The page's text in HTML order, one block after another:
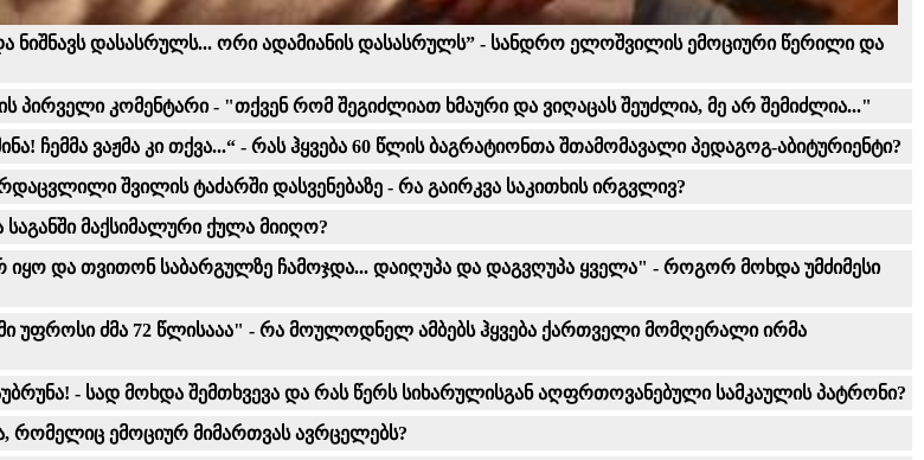
ნიშნავს დასასრულს... ორი ადამიანის დასასრულს” - სანდრო ელოშვილის ემოციური წერილი და
პირველი კომენტარი - "თქვენ რომ შეგიძლიათ ხმაური და ვიღაცას შეუძლია, მე არ შემიძლია..."
ჩემ­მა ვაჟ­მა კი თქვა...“ - რას ჰყვება 60 წლის ბაგრატიონთა შთამომავალი პედაგოგ-აბიტურიენტი?
შვილის ტაძარში დასვენებაზე - რა გაირკვა საკითხის ირგვლივ?
მაქსიმალური ქულა მიიღო?
იყო და თვი­თონ სა­ბარ­გულ­ზე ჩა­მოჯ­და... და­ი­ღუ­პა და დაგვღუ­პა ყვე­ლა" - როგორ მოხდა უმძიმესი
უფროსი ძმა 72 წლისააა" - რა მოულოდნელ ამბებს ჰყვება ქართველი მომღერალი ირმა
- სად მოხდა შემთხვევა და რას წერს სიხარულისგან აღფრთოვანებული სამკაულის პატრონი?
რომელიც ემოციურ მიმართვას ავრცელებს?